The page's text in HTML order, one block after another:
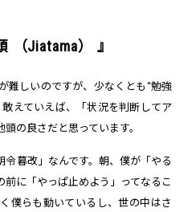
（Jiatama） 』
難しいのですが、少なくとも“勉強
えていえば、「状況を判断してア
の良さだと思っています。
令暮改」なんです。朝、僕が「やる
に「やっぱ止めよう」ってなるこ
僕らも動いているし、世の中はさ